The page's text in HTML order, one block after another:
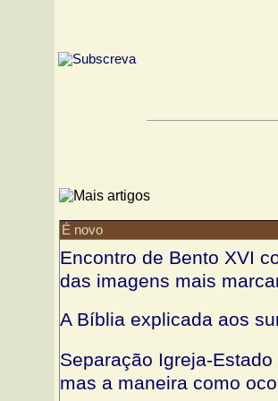
É novo
Encontro de Bento XVI
das imagens mais
A Bíblia explicada aos
Separação Igreja-
mas a maneira como